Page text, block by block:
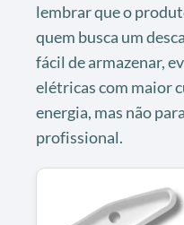
lembrar que o
quem busca um
fácil de armazenar,
elétricas com maior
energia, mas não
profissional.